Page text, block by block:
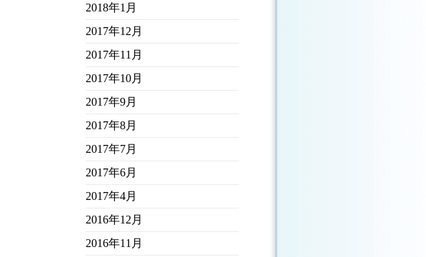
2018年1月
2017年12月
2017年11月
2017年10月
2017年9月
2017年8月
2017年7月
2017年6月
2017年4月
2016年12月
2016年11月